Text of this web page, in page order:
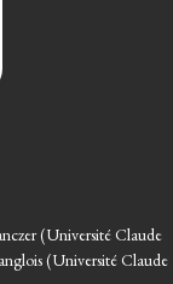
(Université Claude
(Université Claude